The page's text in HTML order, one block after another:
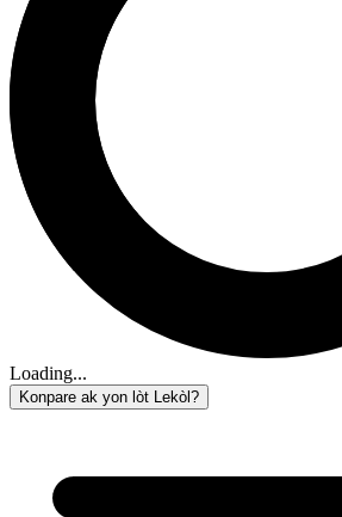
Loading...
Konpare ak yon lòt Lekòl?